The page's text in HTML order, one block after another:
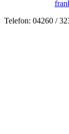
Telefon: 04260 /